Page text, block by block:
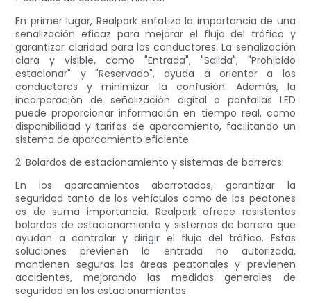
En primer lugar, Realpark enfatiza la importancia de una
señalización eficaz para mejorar el flujo del tráfico y
garantizar claridad para los conductores. La señalización
clara y visible, como "Entrada", "Salida", "Prohibido
estacionar" y "Reservado", ayuda a orientar a los
conductores y minimizar la confusión. Además, la
incorporación de señalización digital o pantallas LED
puede proporcionar información en tiempo real, como
disponibilidad y tarifas de aparcamiento, facilitando un
sistema de aparcamiento eficiente.
2. Bolardos de estacionamiento y sistemas de barreras:
En los aparcamientos abarrotados, garantizar la
seguridad tanto de los vehículos como de los peatones
es de suma importancia. Realpark ofrece resistentes
bolardos de estacionamiento y sistemas de barrera que
ayudan a controlar y dirigir el flujo del tráfico. Estas
soluciones previenen la entrada no autorizada,
mantienen seguras las áreas peatonales y previenen
accidentes, mejorando las medidas generales de
seguridad en los estacionamientos.